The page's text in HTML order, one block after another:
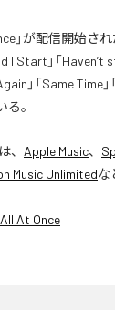
」が配信開始さ
I Start」「Haven’t
」「Same Time
。
、 Apple Music、
Music Unlimitedな
At Once